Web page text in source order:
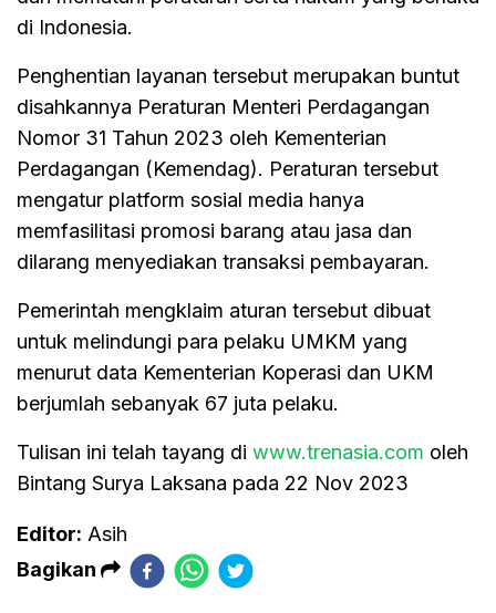
di Indonesia.
Penghentian layanan tersebut merupakan buntut
disahkannya Peraturan Menteri Perdagangan
Nomor 31 Tahun 2023 oleh Kementerian
Perdagangan (Kemendag). Peraturan tersebut
mengatur platform sosial media hanya
memfasilitasi promosi barang atau jasa dan
dilarang menyediakan transaksi pembayaran.
Pemerintah mengklaim aturan tersebut dibuat
untuk melindungi para pelaku UMKM yang
menurut data Kementerian Koperasi dan UKM
berjumlah sebanyak 67 juta pelaku.
Tulisan ini telah tayang di www.trenasia.com oleh
Bintang Surya Laksana pada 22 Nov 2023
Editor: Asih
Bagikan